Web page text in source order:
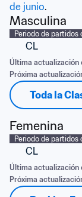
de junio.
Masculina
Periodo de partidos
CL
Última actualización
Próxima
Toda la
Femenina
Periodo de partidos
CL
Última actualización
Próxima